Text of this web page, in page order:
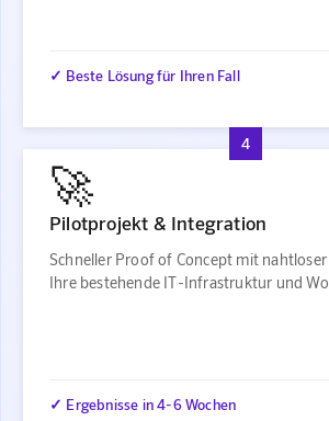
✓ Beste Lösung für Ihren Fall
4
🚀
Pilotprojekt & Integration
Schneller Proof of Concept mit
Ihre bestehende IT-Infrastruktur und
✓ Ergebnisse in 4-6 Wochen